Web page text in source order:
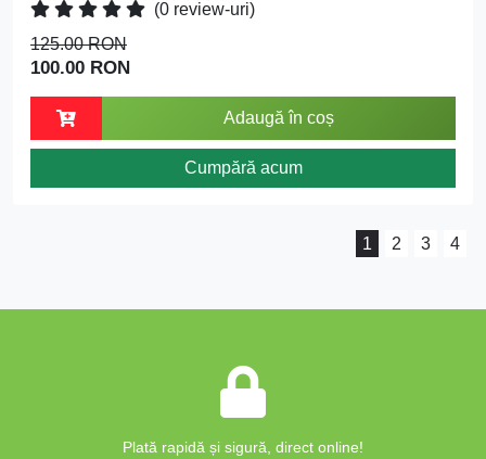
(0 review-uri)
125.00 RON
100.00 RON
Adaugă în coș
Cumpără acum
1 2 3 4
Plată rapidă și sigură, direct online!